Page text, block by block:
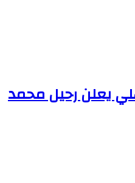
يعلن رحيل محمد